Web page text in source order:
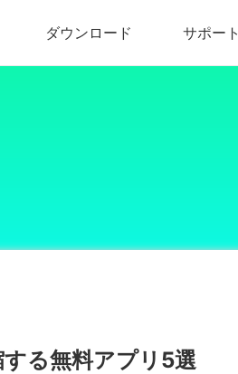
ダウンロード サポート
る無料アプリ5選